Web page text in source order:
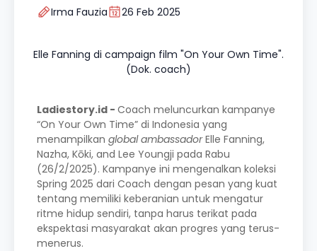
Irma Fauzia 26 Feb 2025
Elle Fanning di campaign film "On Your Own Time".
(Dok. coach)
Ladiestory.id - Coach meluncurkan kampanye
“On Your Own Time” di Indonesia yang
menampilkan global ambassadorElle Fanning,
Nazha, Kōki, and Lee Youngji pada Rabu
(26/2/2025). Kampanye ini mengenalkan koleksi
Spring 2025 dari Coach dengan pesan yang kuat
tentang memiliki keberanian untuk mengatur
ritme hidup sendiri, tanpa harus terikat pada
ekspektasi masyarakat akan progres yang terus-
menerus.